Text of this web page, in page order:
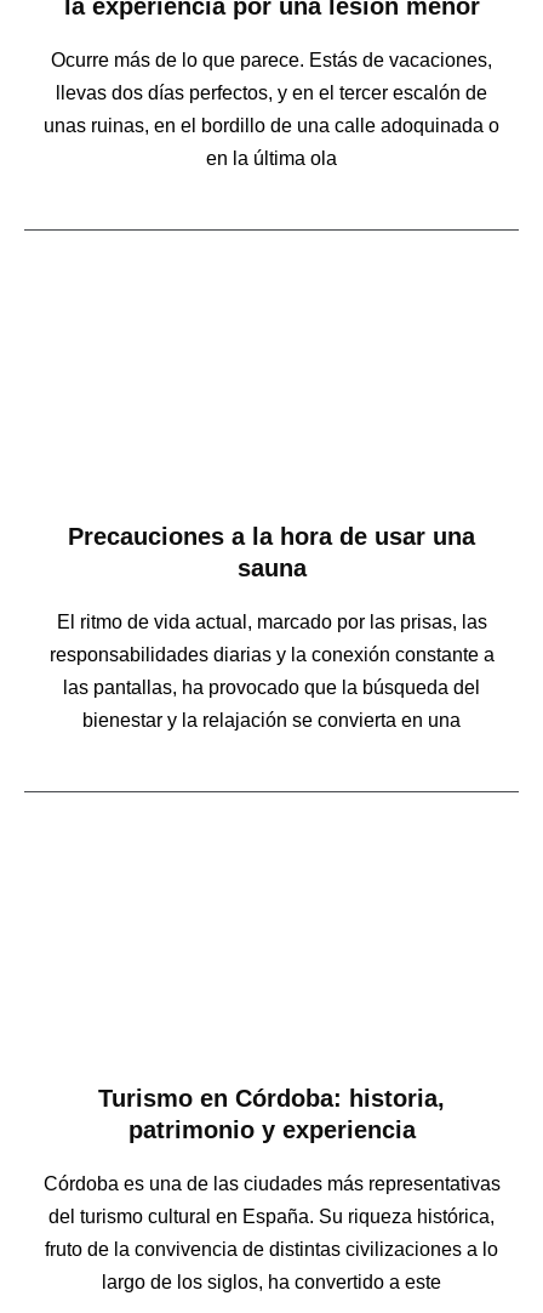
la experiencia por una lesión menor
Ocurre más de lo que parece. Estás de vacaciones,
llevas dos días perfectos, y en el tercer escalón de
unas ruinas, en el bordillo de una calle adoquinada o
en la última ola
Precauciones a la hora de usar una
sauna
El ritmo de vida actual, marcado por las prisas, las
responsabilidades diarias y la conexión constante a
las pantallas, ha provocado que la búsqueda del
bienestar y la relajación se convierta en una
Turismo en Córdoba: historia,
patrimonio y experiencia
Córdoba es una de las ciudades más representativas
del turismo cultural en España. Su riqueza histórica,
fruto de la convivencia de distintas civilizaciones a lo
largo de los siglos, ha convertido a este